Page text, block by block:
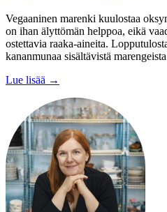
Vegaaninen marenki kuulostaa
on ihan älyttömän helppoa, eikä
ostettavia raaka-aineita.
kananmunaa sisältävistä
Lue lisää →